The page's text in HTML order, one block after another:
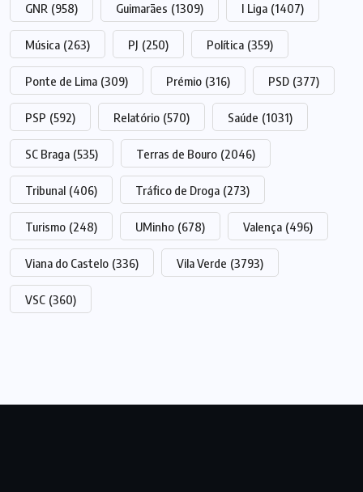
GNR (958) Guimarães (1309) I Liga (1407)
Música (263) PJ (250) Política (359)
Ponte de Lima (309) Prémio (316) PSD (377)
PSP (592) Relatório (570) Saúde (1031)
SC Braga (535) Terras de Bouro (2046)
Tribunal (406) Tráfico de Droga (273)
Turismo (248) UMinho (678) Valença (496)
Viana do Castelo (336) Vila Verde (3793)
VSC (360)